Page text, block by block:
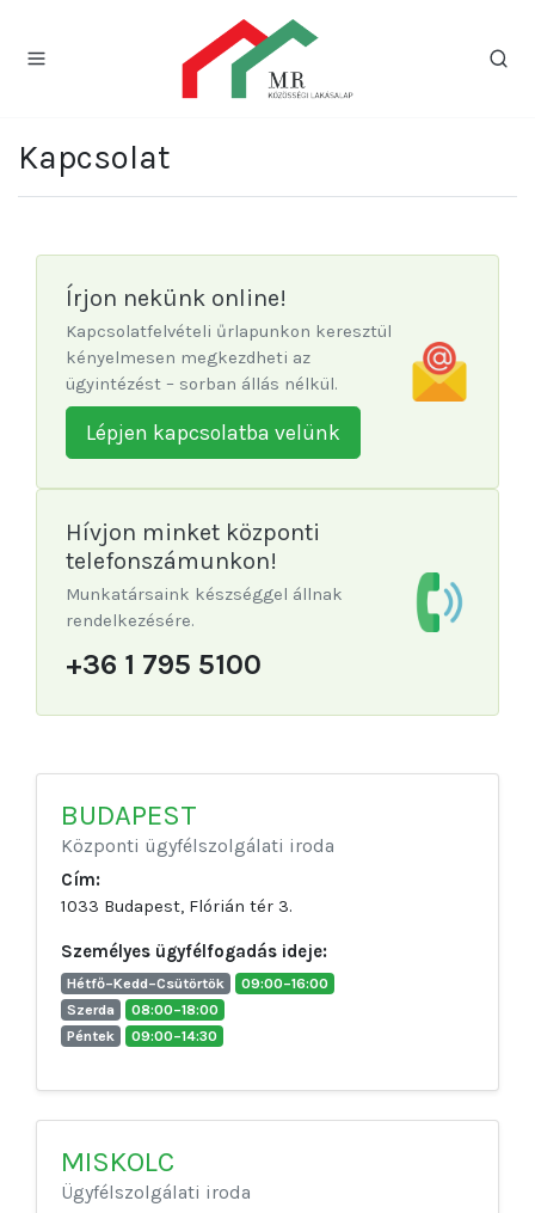
Kapcsolat
Írjon nekünk online!
Kapcsolatfelvételi űrlapunkon keresztül
kényelmesen megkezdheti az
ügyintézést – sorban állás nélkül.
Lépjen kapcsolatba velünk
Hívjon minket központi
telefonszámunkon!
Munkatársaink készséggel állnak
rendelkezésére.
+36 1 795 5100
BUDAPEST
Központi ügyfélszolgálati iroda
Cím:
1033 Budapest, Flórián tér 3.
Személyes ügyfélfogadás ideje:
Hétfő–Kedd–Csütörtök
09:00–16:00
Szerda
08:00–18:00
Péntek
09:00–14:30
MISKOLC
Ügyfélszolgálati iroda